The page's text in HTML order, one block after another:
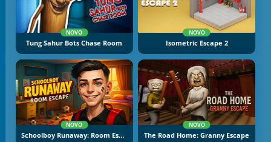
NOVO
Tung Sahur Bots Chase Room
NOVO
Isometric Escape 2
NOVO
Schoolboy Runaway: Room Escape
NOVO
The Road Home: Granny Escape